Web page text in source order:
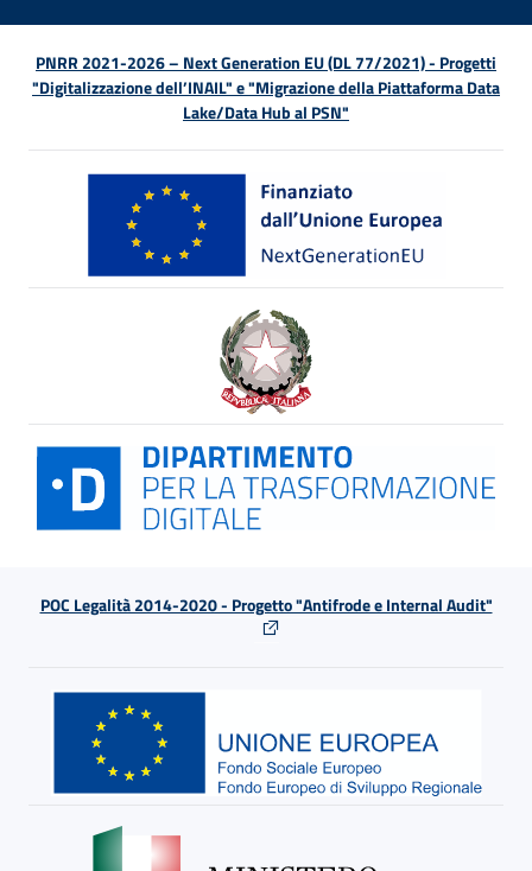
PNRR 2021-2026 – Next Generation EU (DL 77/2021) - Progetti
"Digitalizzazione dell’INAIL" e "Migrazione della Piattaforma Data
Lake/Data Hub al PSN"
POC Legalità 2014-2020 - Progetto "Antifrode e Internal Audit"